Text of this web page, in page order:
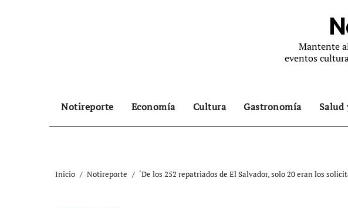
Mantente
eventos
Notireporte Economía Cultura Gastronomía Salud
Inicio Notireporte ‘De los 252 repatriados de El Salvador, solo 20 eran los